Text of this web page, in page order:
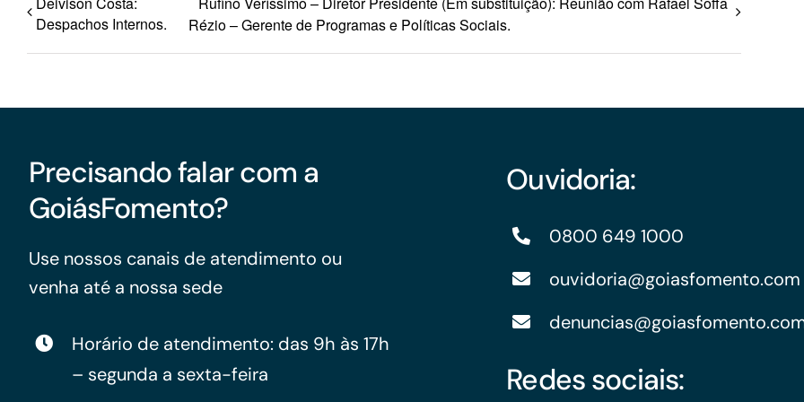
Despachos Internos.
Rézio – Gerente de Programas e Políticas Sociais.
Precisando falar com a
GoiásFomento?
Use nossos canais de atendimento ou
venha até a nossa sede
Horário de atendimento: das 9h às 17h
– segunda a sexta-feira
Ouvidoria:
0800 649 1000
ouvidoria@goiasfomento.com
Redes sociais: